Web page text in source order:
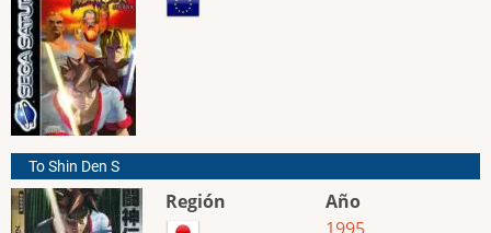
To Shin Den S
Región
Año